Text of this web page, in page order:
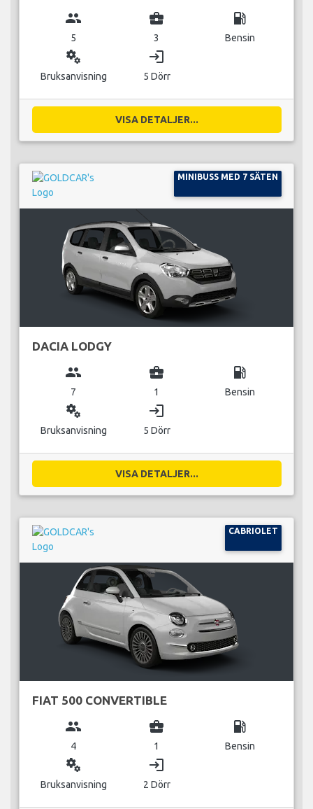
group
5
business_center
3
local_gas_station
Bensin
miscellaneous_services
Bruksanvisning
login
5 Dörr
VISA DETALJER...
MINIBUSS MED 7 SÄTEN
DACIA LODGY
group
7
business_center
1
local_gas_station
Bensin
miscellaneous_services
Bruksanvisning
login
5 Dörr
VISA DETALJER...
CABRIOLET
FIAT 500 CONVERTIBLE
group
4
business_center
1
local_gas_station
Bensin
miscellaneous_services
Bruksanvisning
login
2 Dörr